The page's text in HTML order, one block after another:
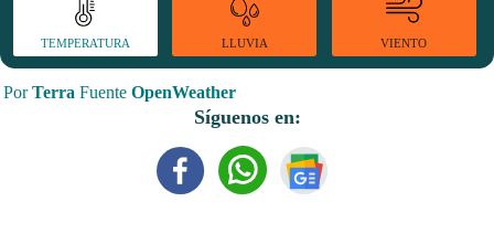
TEMPERATURA LLUVIA VIENTO
PorTerra Fuente OpenWeather
Síguenos en: